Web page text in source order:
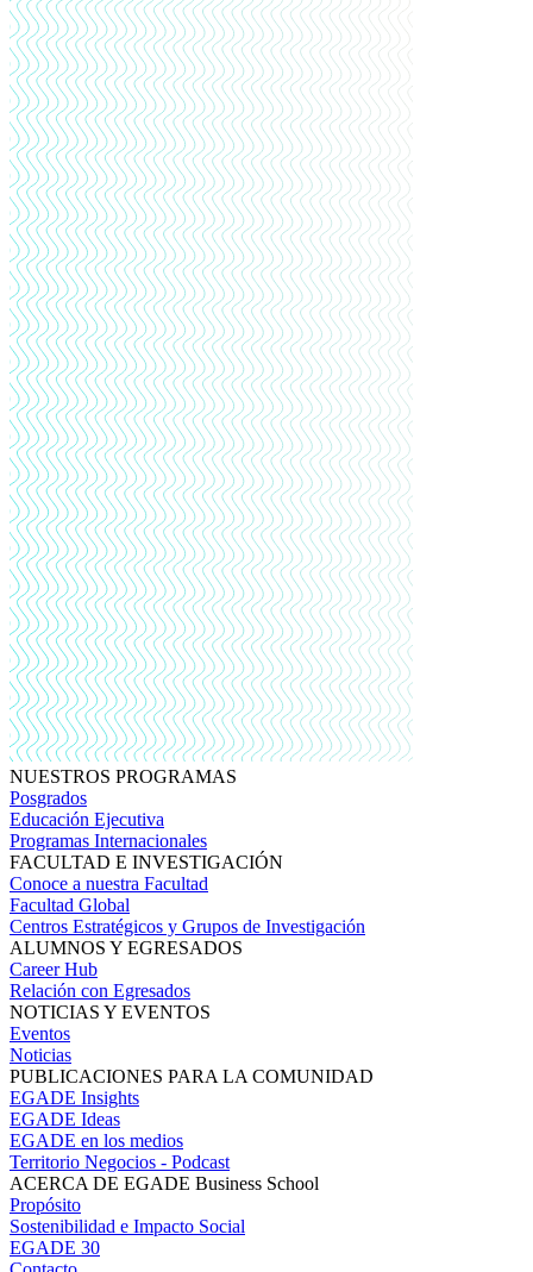
NUESTROS PROGRAMAS
Posgrados
Educación Ejecutiva
Programas Internacionales
FACULTAD E INVESTIGACIÓN
Conoce a nuestra Facultad
Facultad Global
Centros Estratégicos y Grupos de Investigación
ALUMNOS Y EGRESADOS
Career Hub
Relación con Egresados
NOTICIAS Y EVENTOS
Eventos
Noticias
PUBLICACIONES PARA LA COMUNIDAD
EGADE Insights
EGADE Ideas
EGADE en los medios
Territorio Negocios - Podcast
ACERCA DE EGADE Business School
Propósito
Sostenibilidad e Impacto Social
EGADE 30